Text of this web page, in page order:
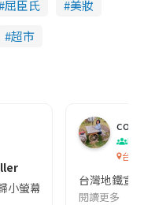
屈臣氏
美妝
超市
小螢幕啦!這次的劇本改編
co
吹
台灣
台灣地鐵宣
閱讀更多